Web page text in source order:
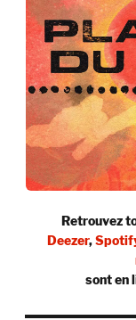
Retrouvez
Deezer,
sont en